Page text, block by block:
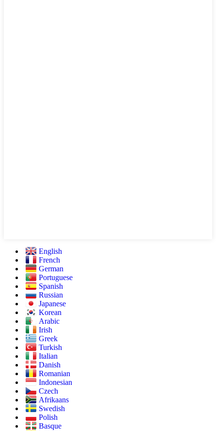
English
French
German
Portuguese
Spanish
Russian
Japanese
Korean
Arabic
Irish
Greek
Turkish
Italian
Danish
Romanian
Indonesian
Czech
Afrikaans
Swedish
Polish
Basque